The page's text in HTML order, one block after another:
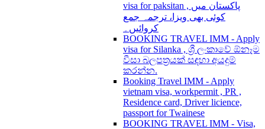
visa for paksitan , پاکستان میں
کوئی بھی ویزا، ترجمہ جمع
کروائیں۔
BOOKING TRAVEL IMM - Apply
visa for Silanka , ශ්‍රී ලංකාවේ ඕනෑම
වීසා බලපත්‍රයක් සඳහා අයදුම්
කරන්න.
Booking Travel IMM - Apply
vietnam visa, workpermit , PR ,
Residence card, Driver licience,
passport for Twainese
BOOKING TRAVEL IMM - Visa,